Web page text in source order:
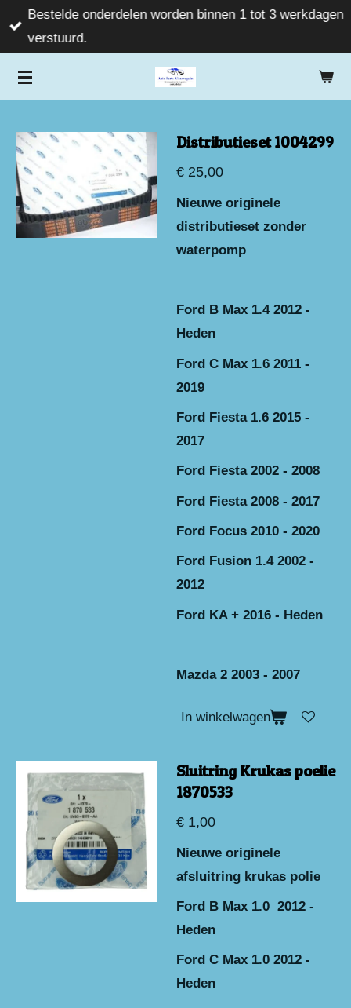
Ga
direct
de
Bestelde onderdelen worden binnen 1 tot 3 werkdagen
verstuurd.
Distributieset 1004299
€ 25,00
Nieuwe originele
distributieset zonder
waterpomp
Ford B Max 1.4 2012 -
Heden
Ford C Max 1.6 2011 -
2019
Ford Fiesta 1.6 2015 -
2017
Ford Fiesta 2002 - 2008
Ford Fiesta 2008 - 2017
Ford Focus 2010 - 2020
Ford Fusion 1.4 2002 -
2012
Ford KA + 2016 - Heden
Mazda 2 2003 - 2007
In winkelwagen
Sluitring Krukas poelie
1870533
€ 1,00
Nieuwe originele
afsluitring krukas polie
Ford B Max 1.0 2012 -
Heden
Ford C Max 1.0 2012 -
Heden